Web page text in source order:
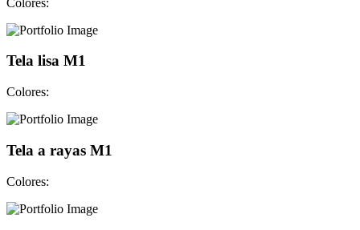
Tela lisa M1
Colores:
Tela a rayas M1
Colores: